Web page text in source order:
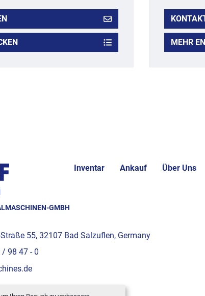
MEHR
Inventar Ankauf Über Uns
GMBH
55, 32107 Bad Salzuflen, Germany
98 47 - 0